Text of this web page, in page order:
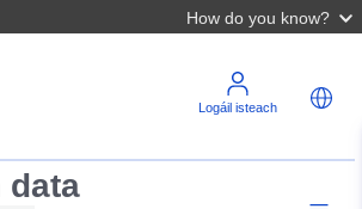
How do you know?
Logáil isteach
data